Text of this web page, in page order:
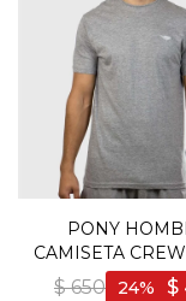
PONY
CAMISETA
GRIS - Gris
$ 650 $
24